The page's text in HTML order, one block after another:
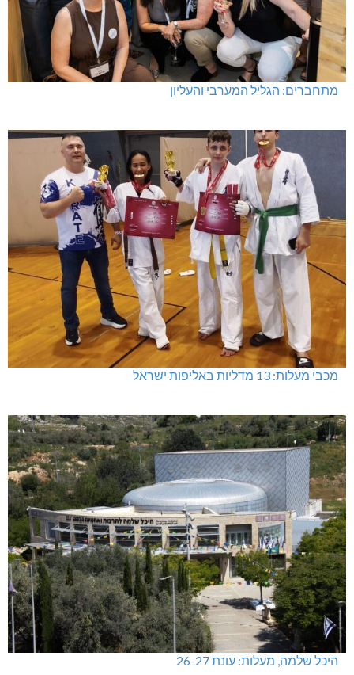
מתחברים: הגליל המערבי והעליון
מכבי מעלות: 13 מדליות באליפות ישראל
היכל שלמה, מעלות: עונת 26-27